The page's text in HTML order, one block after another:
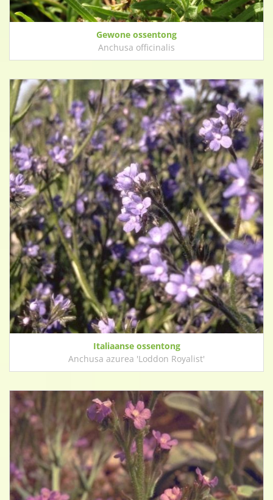
Gewone ossentong
Anchusa officinalis
Italiaanse ossentong
Anchusa azurea 'Loddon Royalist'